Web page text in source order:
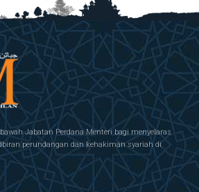
Jabatan Perdana Menteri bagi menyelaras
perundangan dan kehakiman syariah di